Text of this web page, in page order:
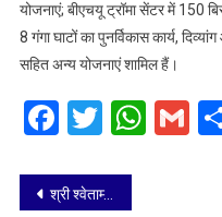
योजनाएं; बीएचयू ट्रॉमा सेंटर में 150
8 गंगा घाटों का पुनर्विकास कार्य,
सहित अन्य योजनाएं शामिल हैं।
Facebook
Twitter
Post
श्री श्वेताम्बर स्थानकवासी जैन समिति की चुनाव विज्ञप्ति अलग से जारी होगी